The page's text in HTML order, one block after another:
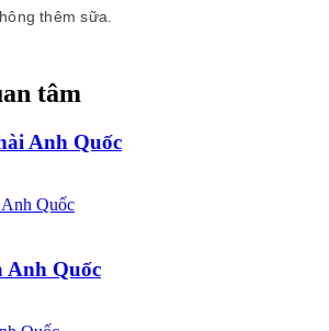
thêm sữa.
tâm
Anh Quốc
Anh Quốc